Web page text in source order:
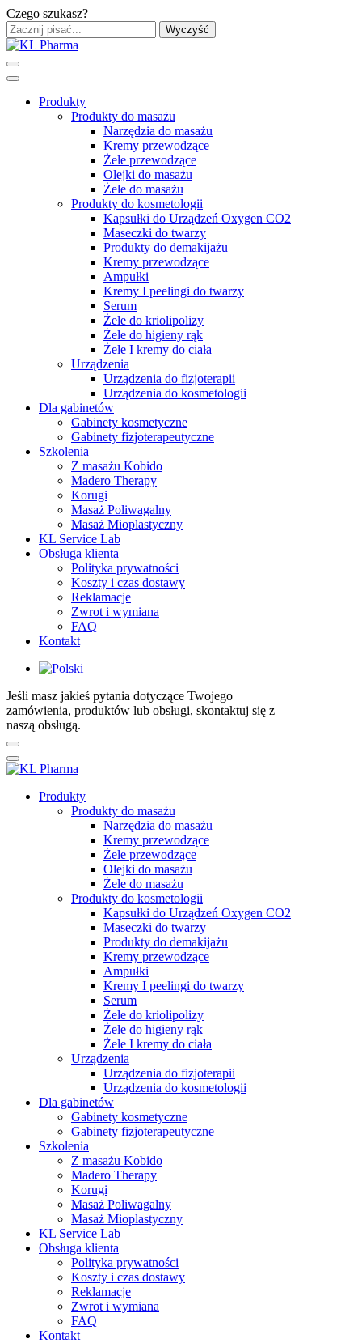
Czego szukasz?
Wyczyść
Produkty
Produkty do masażu
Narzędzia do masażu
Kremy przewodzące
Żele przewodzące
Olejki do masażu
Żele do masażu
Produkty do kosmetologii
Kapsułki do Urządzeń Oxygen CO2
Maseczki do twarzy
Produkty do demakijażu
Kremy przewodzące
Ampułki
Kremy I peelingi do twarzy
Serum
Żele do kriolipolizy
Żele do higieny rąk
Żele I kremy do ciała
Urządzenia
Urządzenia do fizjoterapii
Urządzenia do kosmetologii
Dla gabinetów
Gabinety kosmetyczne
Gabinety fizjoterapeutyczne
Szkolenia
Z masażu Kobido
Madero Therapy
Korugi
Masaż Poliwagalny
Masaż Mioplastyczny
KL Service Lab
Obsługa klienta
Polityka prywatności
Koszty i czas dostawy
Reklamacje
Zwrot i wymiana
FAQ
Kontakt
Jeśli masz jakieś pytania dotyczące Twojego
zamówienia, produktów lub obsługi, skontaktuj się z
naszą obsługą.
Produkty
Produkty do masażu
Narzędzia do masażu
Kremy przewodzące
Żele przewodzące
Olejki do masażu
Żele do masażu
Produkty do kosmetologii
Kapsułki do Urządzeń Oxygen CO2
Maseczki do twarzy
Produkty do demakijażu
Kremy przewodzące
Ampułki
Kremy I peelingi do twarzy
Serum
Żele do kriolipolizy
Żele do higieny rąk
Żele I kremy do ciała
Urządzenia
Urządzenia do fizjoterapii
Urządzenia do kosmetologii
Dla gabinetów
Gabinety kosmetyczne
Gabinety fizjoterapeutyczne
Szkolenia
Z masażu Kobido
Madero Therapy
Korugi
Masaż Poliwagalny
Masaż Mioplastyczny
KL Service Lab
Obsługa klienta
Polityka prywatności
Koszty i czas dostawy
Reklamacje
Zwrot i wymiana
FAQ
Kontakt